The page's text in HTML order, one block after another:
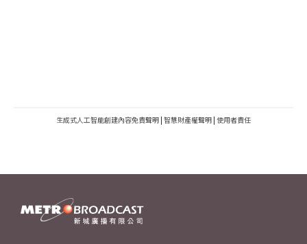
生成式人工智能創建內容免責聲明 | 智慧財產權聲明 | 使用者責任